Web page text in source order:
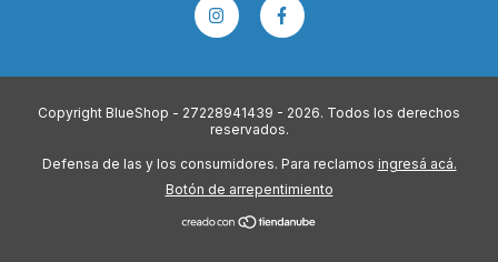
Copyright BlueShop - 27228941439 - 2026. Todos los derechos
reservados.
Defensa de las y los consumidores. Para reclamos ingresá acá.
Botón de arrepentimiento